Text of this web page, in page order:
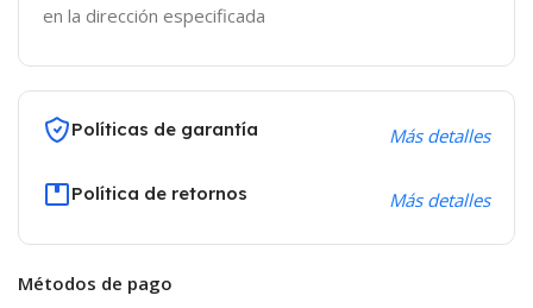
en la dirección especificada
Políticas de garantía Más detalles
Política de retornos Más detalles
Métodos de pago